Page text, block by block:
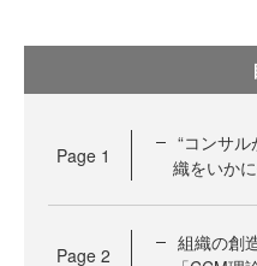
Page 1
“コンサ
織をいか
Page 2
組織の創